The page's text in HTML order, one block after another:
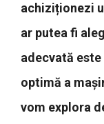
achiziționezi
ar putea fi
adecvată
optimă a
vom explora